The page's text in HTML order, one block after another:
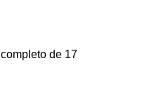
de 17